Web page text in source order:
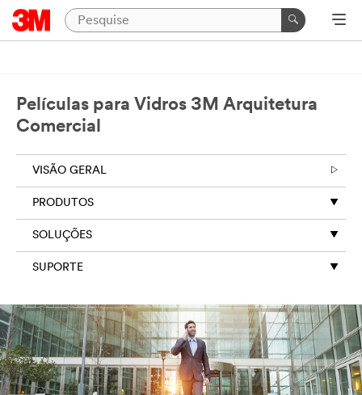
Películas para Vidros 3M Arquitetura
Comercial
VISÃO GERAL
PRODUTOS
SOLUÇÕES
SUPORTE